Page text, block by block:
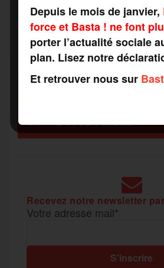
b
o
k
t
e
l
t
a
e
COMME VOUS VOULEZ
Recevez notre newsletter
Votre adresse mail*
Depuis le mois de janvier,
force et Basta ! ne font
porter l’actualité sociale
plan. Lisez notre
Et retrouver nous sur